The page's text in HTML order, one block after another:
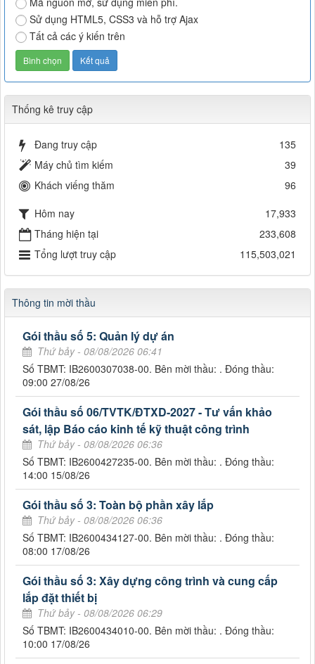
Sử dụng HTML5, CSS3 và hỗ trợ Ajax
Tất cả các ý kiến trên
Thống kê truy cập
Đang truy cập
135
Máy chủ tìm kiếm
39
Khách viếng thăm
96
Hôm nay
17,933
Tháng hiện tại
233,608
Tổng lượt truy cập
115,503,021
Thông tin mời thầu
Gói thầu số 5: Quản lý dự án
Thứ bảy - 08/08/2026 06:41
Số TBMT: IB2600307038-00. Bên mời thầu: . Đóng thầu:
09:00 27/08/26
Gói thầu số 06/TVTK/ĐTXD-2027 - Tư vấn khảo
sát, lập Báo cáo kinh tế kỹ thuật công trình
Thứ bảy - 08/08/2026 06:36
Số TBMT: IB2600427235-00. Bên mời thầu: . Đóng thầu:
14:00 15/08/26
Gói thầu số 3: Toàn bộ phần xây lắp
Thứ bảy - 08/08/2026 06:36
Số TBMT: IB2600434127-00. Bên mời thầu: . Đóng thầu:
08:00 17/08/26
Gói thầu số 3: Xây dựng công trình và cung cấp
lắp đặt thiết bị
Thứ bảy - 08/08/2026 06:29
Số TBMT: IB2600434010-00. Bên mời thầu: . Đóng thầu:
10:00 17/08/26